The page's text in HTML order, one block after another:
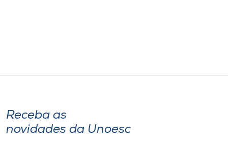
A+
Receba as
novidades da Unoesc